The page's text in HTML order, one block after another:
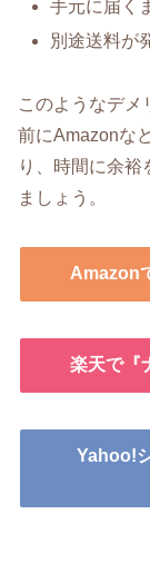
手元に届く
別途送料が
このようなデメ
前にAmazonな
り、時間に余裕
ましょう。
Amazon
楽天で『
Yahoo!